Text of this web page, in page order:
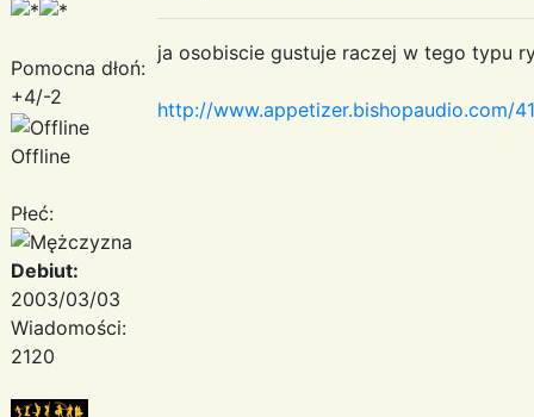
Pomocna dłoń:
+4/-2
Offline
Płeć:
Debiut:
2003/03/03
Wiadomości:
2120
ja osobiscie gustuje raczej w tego typu
http://www.appetizer.bishopaudio.com/